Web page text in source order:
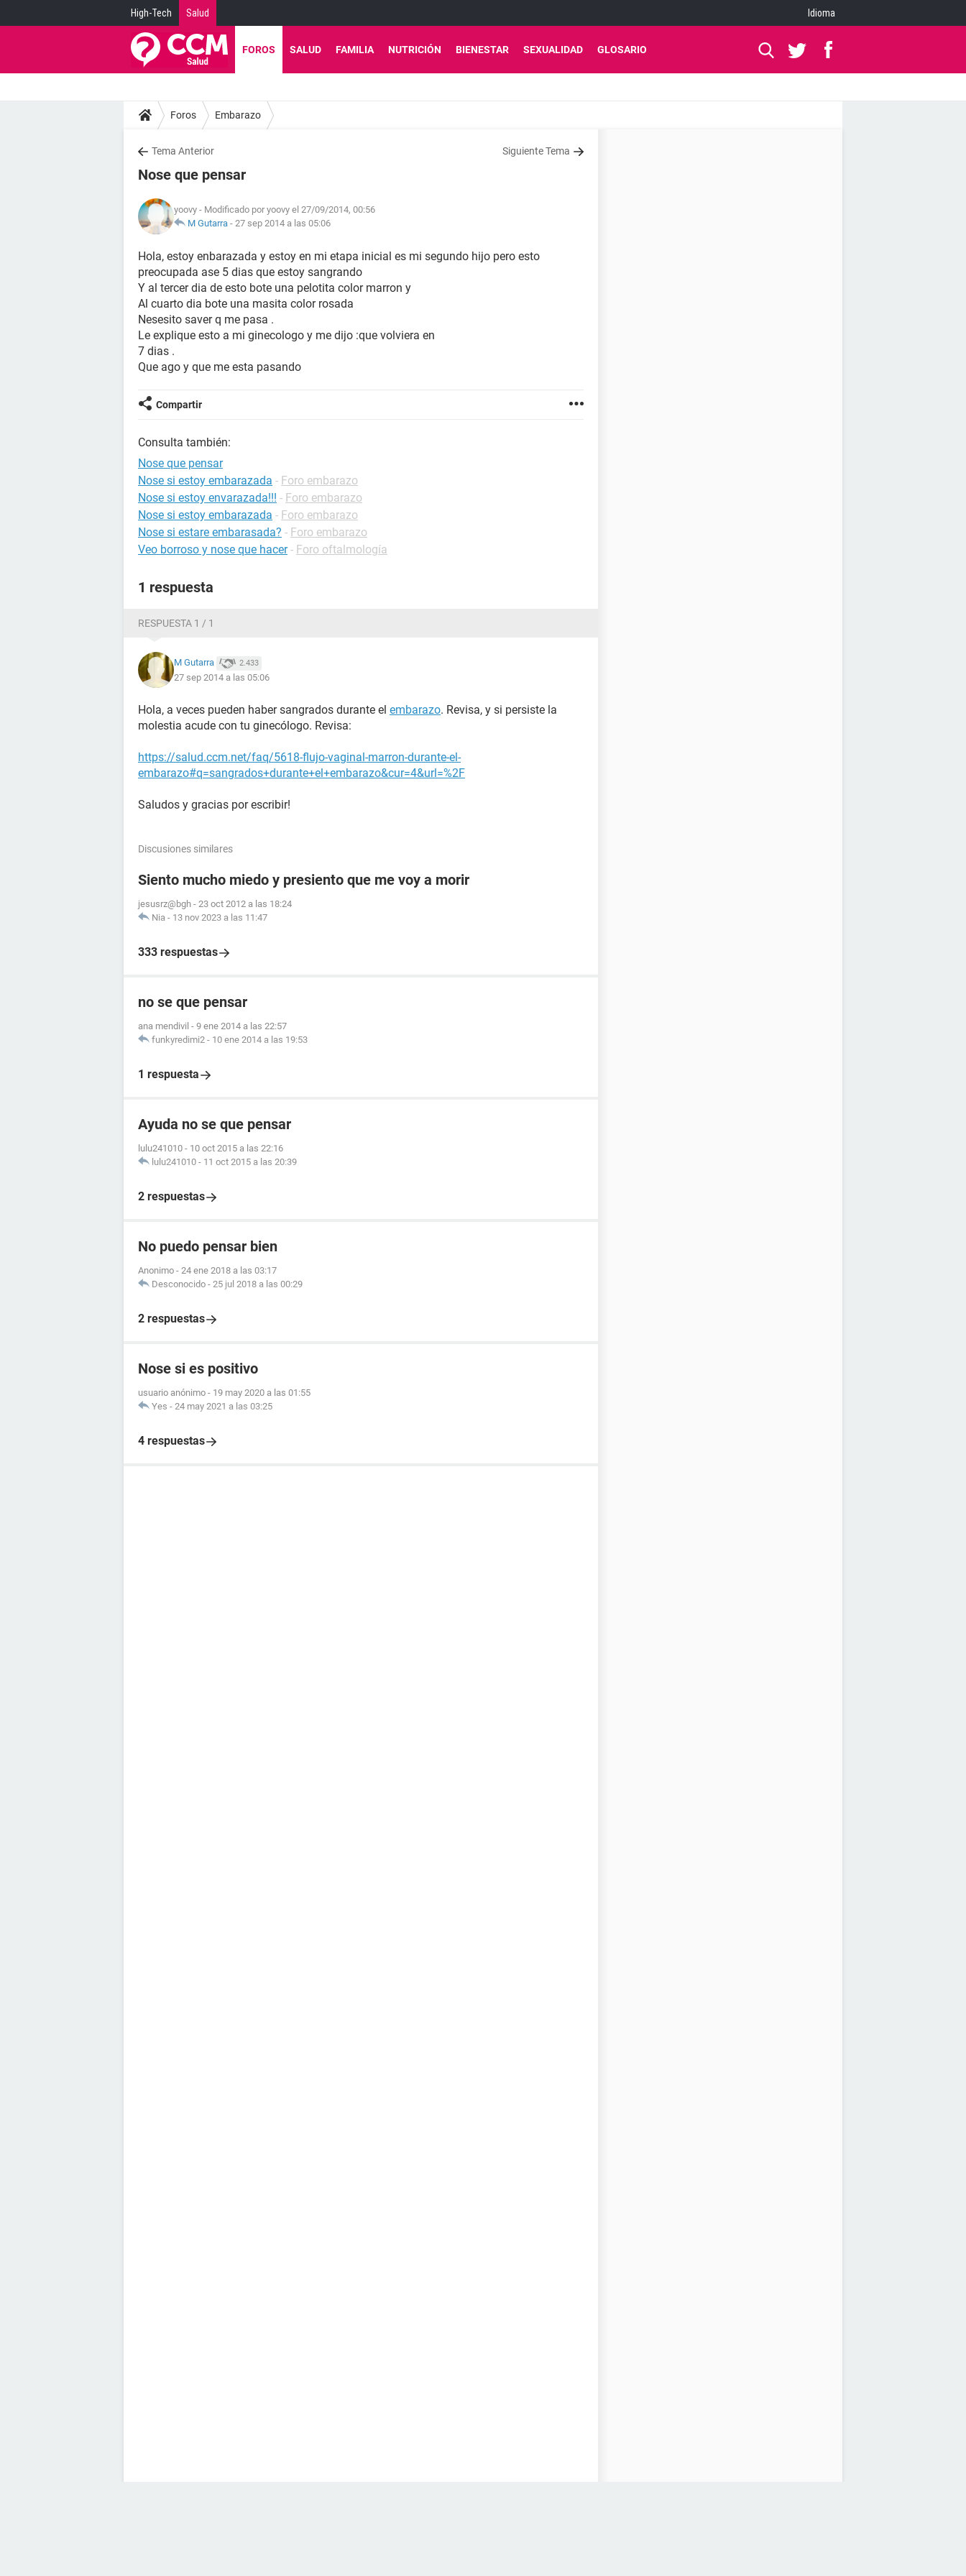
High-Tech Salud Idioma
FOROS SALUD FAMILIA NUTRICIÓN BIENESTAR SEXUALIDAD GLOSARIO
Foros Embarazo
Tema Anterior Siguiente Tema
Nose que pensar
yoovy - Modificado por yoovy el 27/09/2014, 00:56
M Gutarra - 27 sep 2014 a las 05:06
Hola, estoy enbarazada y estoy en mi etapa inicial es mi segundo hijo pero esto
preocupada ase 5 dias que estoy sangrando
Y al tercer dia de esto bote una pelotita color marron y
Al cuarto dia bote una masita color rosada
Nesesito saver q me pasa .
Le explique esto a mi ginecologo y me dijo :que volviera en
7 dias .
Que ago y que me esta pasando
Compartir
Consulta también:
Nose que pensar
Nose si estoy embarazada - Foro embarazo
Nose si estoy envarazada!!! - Foro embarazo
Nose si estoy embarazada - Foro embarazo
Nose si estare embarasada? - Foro embarazo
Veo borroso y nose que hacer - Foro oftalmología
1 respuesta
RESPUESTA 1 / 1
M Gutarra 2.433
27 sep 2014 a las 05:06
Hola, a veces pueden haber sangrados durante el embarazo. Revisa, y si persiste la
molestia acude con tu ginecólogo. Revisa:
https://salud.ccm.net/faq/5618-flujo-vaginal-marron-durante-el-
embarazo#q=sangrados+durante+el+embarazo&cur=4&url=%2F
Saludos y gracias por escribir!
Discusiones similares
Siento mucho miedo y presiento que me voy a morir
jesusrz@bgh - 23 oct 2012 a las 18:24
Nia - 13 nov 2023 a las 11:47
333 respuestas
no se que pensar
ana mendivil - 9 ene 2014 a las 22:57
funkyredimi2 - 10 ene 2014 a las 19:53
1 respuesta
Ayuda no se que pensar
lulu241010 - 10 oct 2015 a las 22:16
lulu241010 - 11 oct 2015 a las 20:39
2 respuestas
No puedo pensar bien
Anonimo - 24 ene 2018 a las 03:17
Desconocido - 25 jul 2018 a las 00:29
2 respuestas
Nose si es positivo
usuario anónimo - 19 may 2020 a las 01:55
Yes - 24 may 2021 a las 03:25
4 respuestas